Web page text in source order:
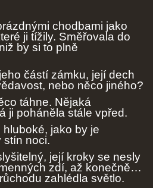
chodbami jako
ji tížily. Směřovala do
by si to plně
částí zámku, její dech
nebo něco jiného?
táhne. Nějaká
ji poháněla stále vpřed.
jako by je
stín noci.
její kroky se nesly
zdí, až konečně…
zahlédla světlo.